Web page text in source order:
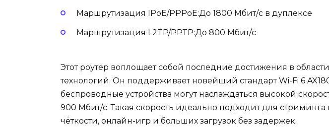
Маршрутизация IPoE/PPPoE:До 1800 Мбит/с в дуплексе
Маршрутизация L2TP/PPTP:До 800 Мбит/с
Этот роутер воплощает собой последние достижения в
технологий. Он поддерживает новейший стандарт Wi-Fi 6
беспроводные устройства могут наслаждаться высокой
900 Мбит/с. Такая скорость идеально подходит для
чёткости, онлайн-игр и больших загрузок без задержек.